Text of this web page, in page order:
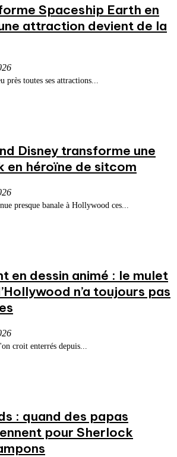
Spaceship Earth en
attraction devient de la
toutes ses attractions...
Disney transforme une
en héroïne de sitcom
presque banale à Hollywood ces...
en dessin animé : le mulet
n’a toujours pas
croit enterrés depuis...
: quand des papas
pour Sherlock